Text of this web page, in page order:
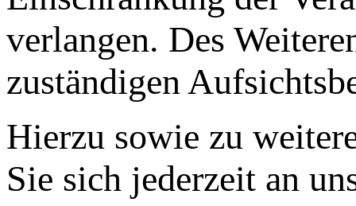
verlangen. Des
zuständigen
Hierzu sowie zu
Sie sich jederzeit an